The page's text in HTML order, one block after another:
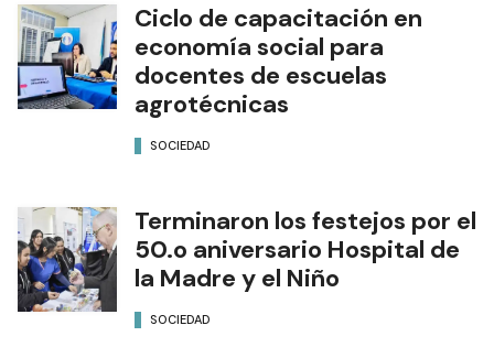
Ciclo de capacitación en
economía social para
docentes de escuelas
agrotécnicas
SOCIEDAD
Terminaron los festejos por el
50.o aniversario Hospital de
la Madre y el Niño
SOCIEDAD